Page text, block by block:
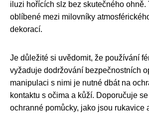
iluzi hořících slz bez skutečného ohně.
oblíbené mezi milovníky
dekorací.
Je důležité si uvědomit, že používání
vyžaduje dodržování bezpečnostních
manipulaci s nimi je nutné dbát na
kontaktu s očima a kůží. Doporučuje
ochranné pomůcky, jako jsou rukavice